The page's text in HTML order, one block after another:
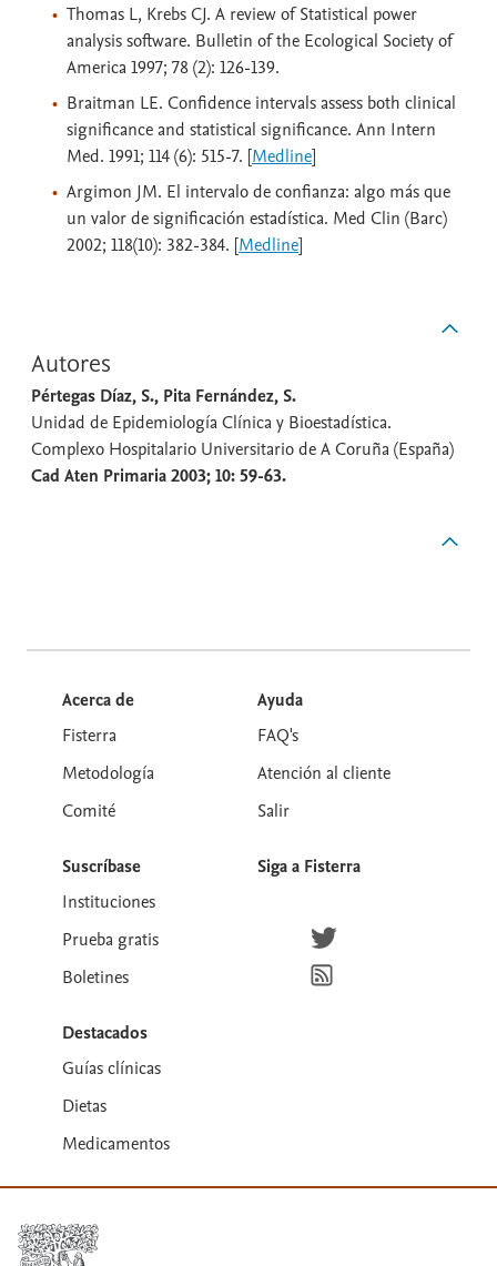
Thomas L, Krebs CJ. A review of Statistical power
analysis software. Bulletin of the Ecological Society of
America 1997; 78 (2): 126-139.
Braitman LE. Confidence intervals assess both clinical
significance and statistical significance. Ann Intern
Med. 1991; 114 (6): 515-7. [Medline]
Argimon JM. El intervalo de confianza: algo más que
un valor de significación estadística. Med Clin (Barc)
2002; 118(10): 382-384. [Medline]
Autores
Pértegas Díaz, S., Pita Fernández, S.
Unidad de Epidemiología Clínica y Bioestadística.
Complexo Hospitalario Universitario de A Coruña (España)
Cad Aten Primaria 2003; 10: 59-63.
Acerca de
Fisterra
Metodología
Comité
Suscríbase
Instituciones
Prueba gratis
Boletines
Destacados
Guías clínicas
Dietas
Medicamentos
Ayuda
FAQ's
Atención al cliente
Salir
Siga a Fisterra
Síguenos en Twitter
Suscríbete para recibir